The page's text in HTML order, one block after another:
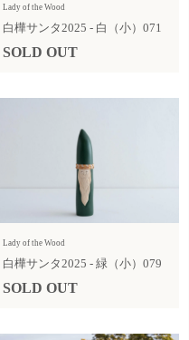
Lady of the Wood
白樺サンタ2025 - 白（小）071
SOLD OUT
Lady of the Wood
白樺サンタ2025 - 緑（小）079
SOLD OUT